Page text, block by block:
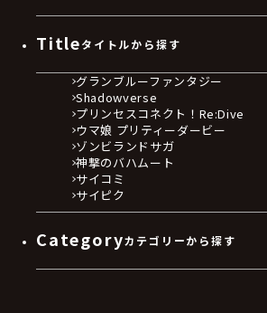
Titleタイトルから探す
グランブルーファンタジー
Shadowverse
プリンセスコネクト！Re:Dive
ウマ娘 プリティーダービー
ゾンビランドサガ
神撃のバハムート
サイコミ
サイピク
Categoryカテゴリーから探す